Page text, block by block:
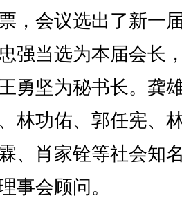
会议选出了新一
强当选为本届会长
勇坚为秘书长。龚
林功佑、郭任宪、
、肖家铨等社会知
事会顾问。